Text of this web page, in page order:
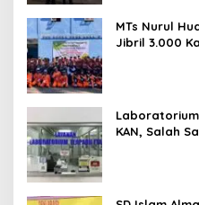
MTs Nurul
Jibril 3.000
Laboratorium
KAN, Salah